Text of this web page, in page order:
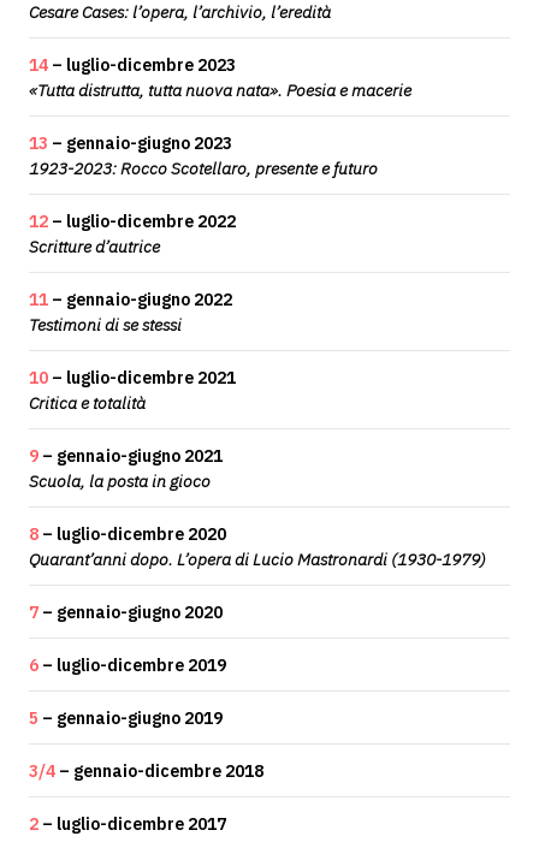
Cesare Cases: l’opera, l’archivio, l’eredità
14 – luglio-dicembre 2023
«Tutta distrutta, tutta nuova nata». Poesia e macerie
13 – gennaio-giugno 2023
1923-2023: Rocco Scotellaro, presente e futuro
12 – luglio-dicembre 2022
Scritture d’autrice
11 – gennaio-giugno 2022
Testimoni di se stessi
10 – luglio-dicembre 2021
Critica e totalità
9 – gennaio-giugno 2021
Scuola, la posta in gioco
8 – luglio-dicembre 2020
Quarant’anni dopo. L’opera di Lucio Mastronardi (1930-1979)
7 – gennaio-giugno 2020
6 – luglio-dicembre 2019
5 – gennaio-giugno 2019
3/4 – gennaio-dicembre 2018
2 – luglio-dicembre 2017